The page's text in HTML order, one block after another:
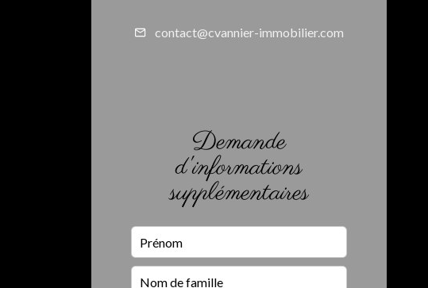
contact@cvannier-immobilier.com
Demande
d'informations
supplémentaires